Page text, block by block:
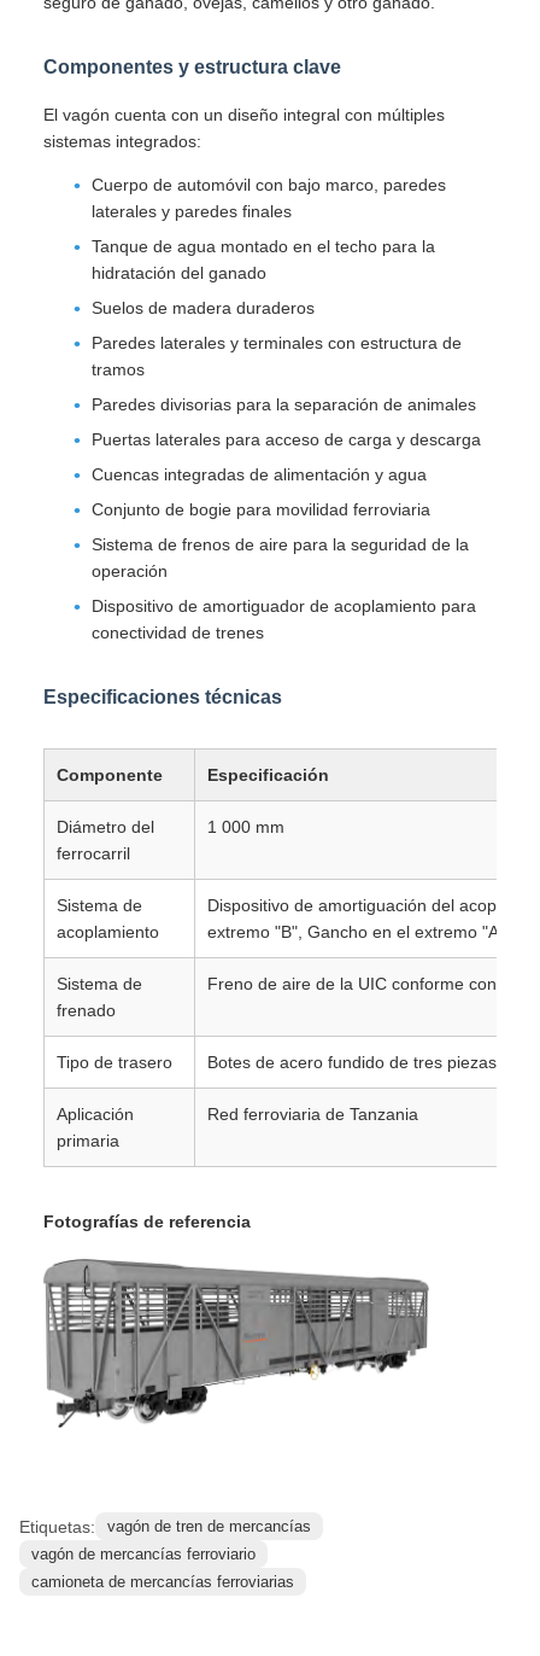
Componentes y estructura clave
El vagón cuenta con un diseño integral con múltiples
sistemas integrados:
Cuerpo de automóvil con bajo marco, paredes
laterales y paredes finales
Tanque de agua montado en el techo para la
hidratación del ganado
Suelos de madera duraderos
Paredes laterales y terminales con estructura de
tramos
Paredes divisorias para la separación de animales
Puertas laterales para acceso de carga y descarga
Cuencas integradas de alimentación y agua
Conjunto de bogie para movilidad ferroviaria
Sistema de frenos de aire para la seguridad de la
operación
Dispositivo de amortiguador de acoplamiento para
conectividad de trenes
Especificaciones técnicas
Componente Especificación
Diámetro del
ferrocarril
1 000 mm
Sistema de
acoplamiento
Dispositivo de amortiguación del
extremo "B", Gancho en el extremo "A")
Sistema de
frenado
Freno de aire de la UIC conforme con la
Tipo de trasero Botes de acero fundido de tres piezas
Aplicación
primaria
Red ferroviaria de Tanzania
Fotografías de referencia
Etiquetas:
vagón de tren de mercancías
vagón de mercancías ferroviario
camioneta de mercancías ferroviarias